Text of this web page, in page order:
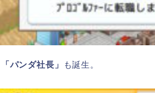
「パンダ社長」 も誕生。